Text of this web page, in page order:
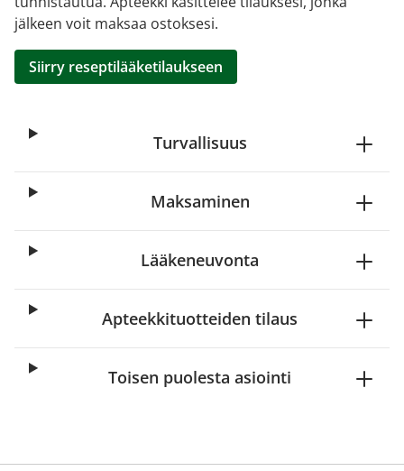
jälkeen voit maksaa ostoksesi.
Siirry reseptilääketilaukseen
Turvallisuus
Maksaminen
Lääkeneuvonta
Apteekkituotteiden tilaus
Toisen puolesta asiointi